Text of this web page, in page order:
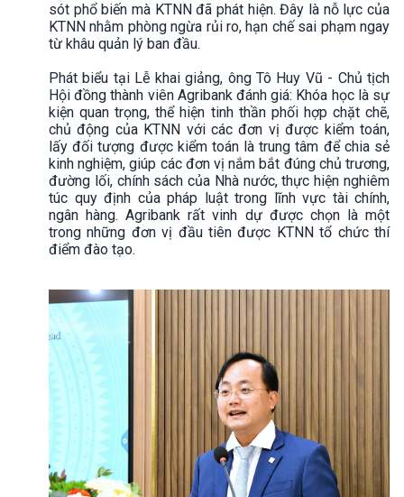
sót phổ biến mà KTNN đã phát hiện. Đây là nỗ lực của
KTNN nhằm phòng ngừa rủi ro, hạn chế sai phạm ngay
từ khâu quản lý ban đầu.
Phát biểu tại Lễ khai giảng, ông Tô Huy Vũ - Chủ tịch
Hội đồng thành viên Agribank đánh giá: Khóa học là sự
kiện quan trọng, thể hiện tinh thần phối hợp chặt chẽ,
chủ động của KTNN với các đơn vị được kiểm toán,
lấy đối tượng được kiểm toán là trung tâm để chia sẻ
kinh nghiệm, giúp các đơn vị nắm bắt đúng chủ trương,
đường lối, chính sách của Nhà nước, thực hiện nghiêm
túc quy định của pháp luật trong lĩnh vực tài chính,
ngân hàng. Agribank rất vinh dự được chọn là một
trong những đơn vị đầu tiên được KTNN tổ chức thí
điểm đào tạo.